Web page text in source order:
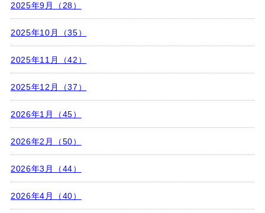
2025年9月（28）
2025年10月（35）
2025年11月（42）
2025年12月（37）
2026年1月（45）
2026年2月（50）
2026年3月（44）
2026年4月（40）